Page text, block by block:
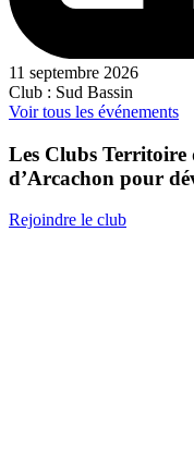
11 septembre 2026
Club : Sud Bassin
Voir tous les événements
Les Clubs Territoire
d’Arcachon pour
Rejoindre le club